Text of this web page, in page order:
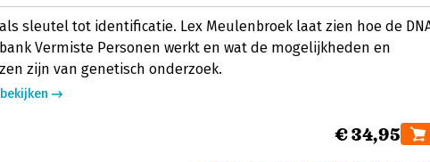
als sleutel tot identificatie. Lex Meulenbroek laat zien hoe de
Vermiste Personen werkt en wat de mogelijkheden en
zijn van genetisch onderzoek.
€ 34,95